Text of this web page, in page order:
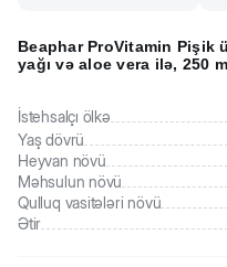
Beaphar ProVitamin Pişik
yağı və aloe vera ilə, 250
İstehsalçı ölkə
Yaş dövrü
Heyvan növü
Məhsulun növü
Qulluq vasitələri növü
Ətir